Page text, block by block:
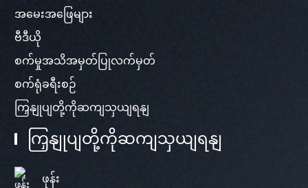
အမေးအဖြေများ
ဗီဒီယို
စက်မှုအသိအမှတ်ပြုလက်မှတ်
စက်ရုံခရီးစဉ်
ကြှနျုပျတို့ကိုဆကျသှယျရနျ
ကြှနျုပျတို့ကိုဆကျသှယျရနျ
ဖုန်း